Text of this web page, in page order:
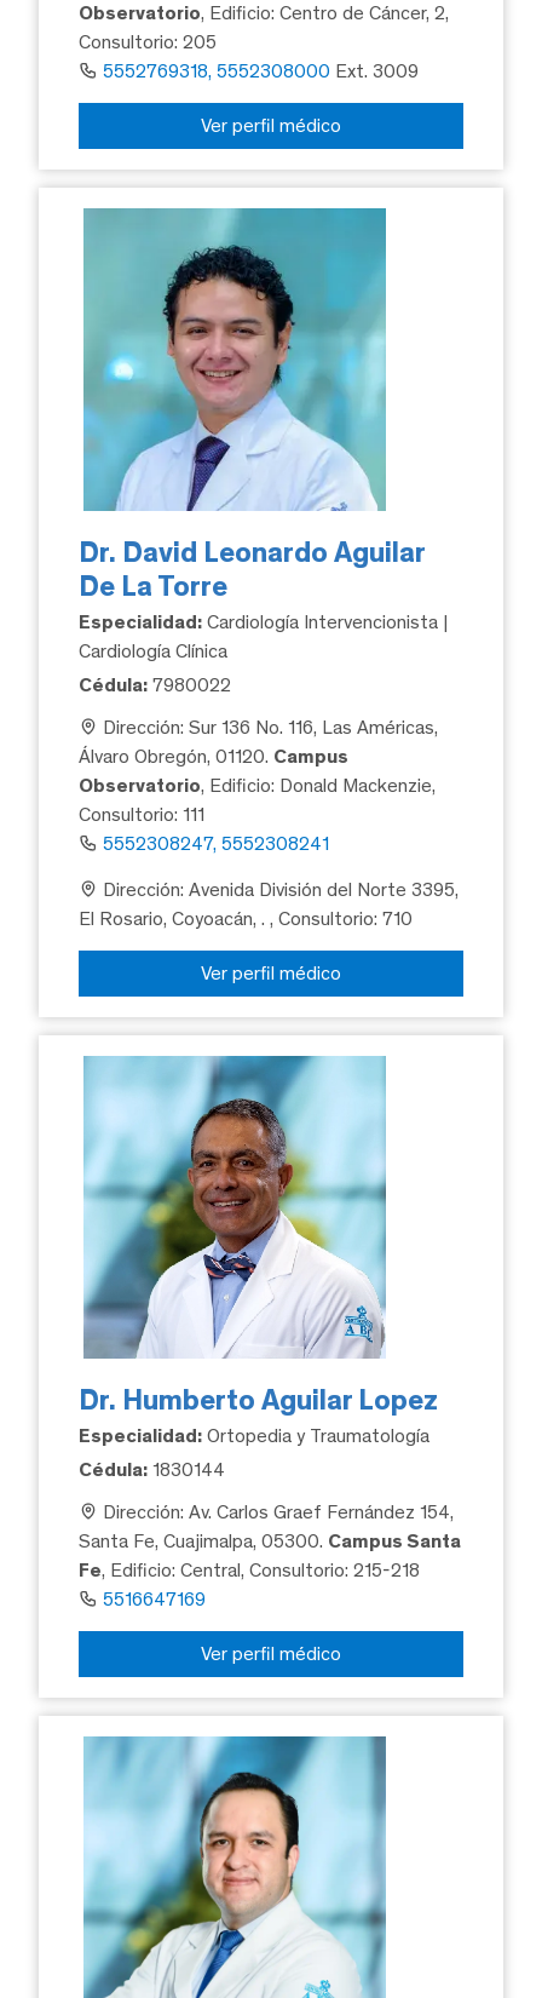
Observatorio, Edificio: Centro de Cáncer, 2,
Consultorio: 205
5552769318, 5552308000 Ext. 3009
Ver perfil médico
Dr. David Leonardo Aguilar
De La Torre
Especialidad: Cardiología Intervencionista |
Cardiología Clínica
Cédula: 7980022
Dirección: Sur 136 No. 116, Las Américas,
Álvaro Obregón, 01120. Campus
Observatorio, Edificio: Donald Mackenzie,
Consultorio: 111
5552308247, 5552308241
Dirección: Avenida División del Norte 3395,
El Rosario, Coyoacán, ., Consultorio: 710
Ver perfil médico
Dr. Humberto Aguilar Lopez
Especialidad: Ortopedia y Traumatología
Cédula: 1830144
Dirección: Av. Carlos Graef Fernández 154,
Santa Fe, Cuajimalpa, 05300. Campus Santa
Fe, Edificio: Central, Consultorio: 215-218
5516647169
Ver perfil médico